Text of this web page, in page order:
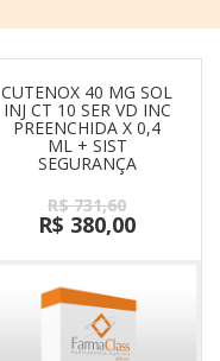
CUTENOX 40 MG SOL
INJ CT 10 SER VD INC
PREENCHIDA X 0,4
ML + SIST
SEGURANÇA
R$ 731,60
R$ 380,00